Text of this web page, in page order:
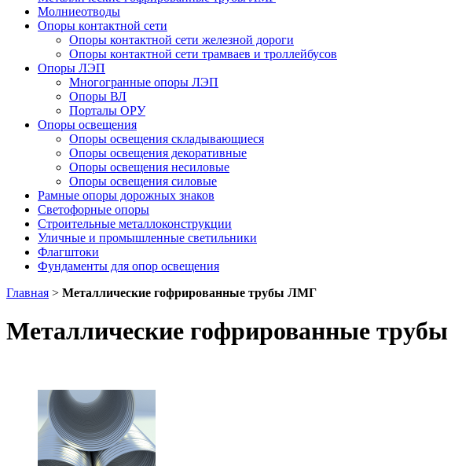
Молниеотводы
Опоры контактной сети
Опоры контактной сети железной дороги
Опоры контактной сети трамваев и троллейбусов
Опоры ЛЭП
Многогранные опоры ЛЭП
Опоры ВЛ
Порталы ОРУ
Опоры освещения
Опоры освещения cкладывающиеся
Опоры освещения декоративные
Опоры освещения несиловые
Опоры освещения силовые
Рамные опоры дорожных знаков
Светофорные опоры
Строительные металлоконструкции
Уличные и промышленные светильники
Флагштоки
Фундаменты для опор освещения
Главная > Металлические гофрированные трубы ЛМГ
Металлические гофрированные